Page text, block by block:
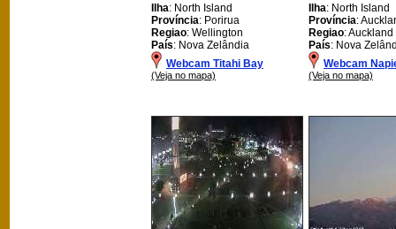
Ilha: North Island
Província: Porirua
Regiao: Wellington
País: Nova Zelândia
Webcam Titahi Bay
(Veja no mapa)
Ilha: North Island
Província:
Regiao: Auckland
País: Nova
Webcam
(Veja no mapa)